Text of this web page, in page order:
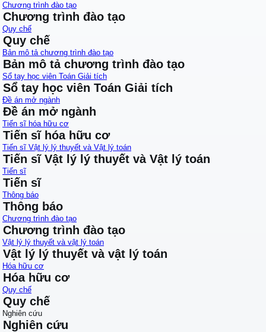
Chương trình đào tạo
Chương trình đào tạo
Quy chế
Quy chế
Bản mô tả chương trình đào tạo
Bản mô tả chương trình đào tạo
Sổ tay học viên Toán Giải tích
Sổ tay học viên Toán Giải tích
Đề án mở ngành
Đề án mở ngành
Tiến sĩ hóa hữu cơ
Tiến sĩ hóa hữu cơ
Tiến sĩ Vật lý lý thuyết và Vật lý toán
Tiến sĩ Vật lý lý thuyết và Vật lý toán
Tiến sĩ
Tiến sĩ
Thông báo
Thông báo
Chương trình đào tạo
Chương trình đào tạo
Vật lý lý thuyết và vật lý toán
Vật lý lý thuyết và vật lý toán
Hóa hữu cơ
Hóa hữu cơ
Quy chế
Quy chế
Nghiên cứu
Nghiên cứu